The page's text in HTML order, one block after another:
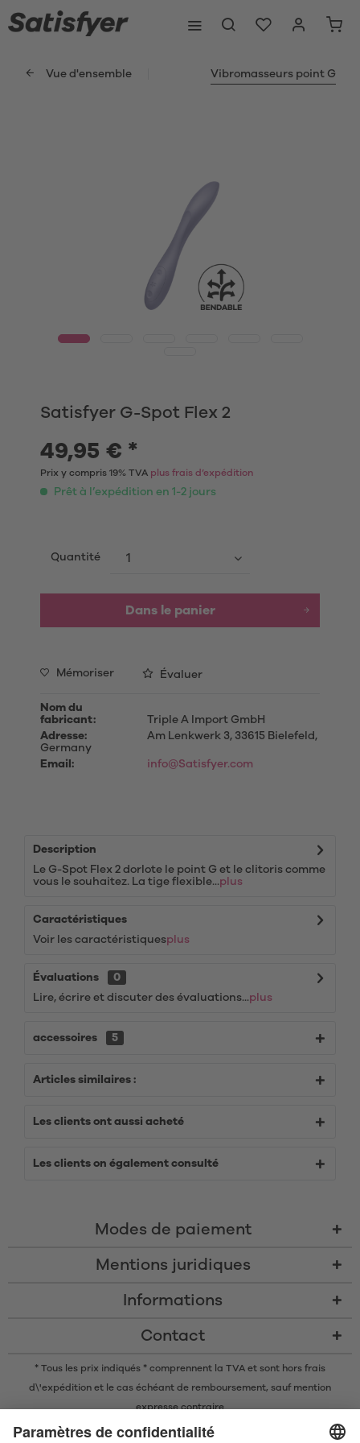
Vue d'ensemble Vibromasseurs point G
Satisfyer G-Spot Flex 2
49,95 € *
Prix y compris 19% TVA plus frais d’expédition
Prêt à l’expédition en 1-2 jours
Quantité
Dans le panier
Mémoriser Évaluer
Nom du
fabricant:
Triple A Import GmbH
Adresse:
Am Lenkwerk 3, 33615 Bielefeld,
Germany
Email:
info@Satisfyer.com
Description
Le G-Spot Flex 2 dorlote le point G et le clitoris comme
vous le souhaitez. La tige flexible...plus
Caractéristiques
Voir les caractéristiquesplus
Évaluations
0
Lire, écrire et discuter des évaluations...plus
accessoires 5
Articles similaires :
Les clients ont aussi acheté
Les clients on également consulté
Modes de paiement
Mentions juridiques
Informations
Contact
* Tous les prix indiqués * comprennent la TVA et sont hors frais
d\'expédition et le cas échéant de remboursement, sauf mention
expresse contraire
* La marque nominative et les logos Bluetooth® sont des marques